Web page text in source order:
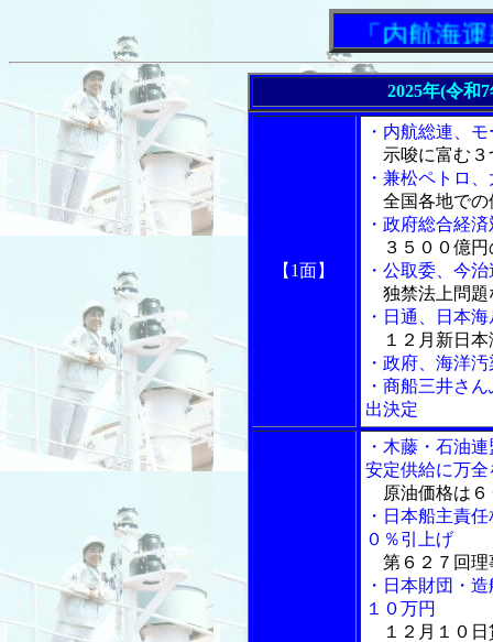
「内航海運
2025年(令和
【1面】
・内航総連、
示唆に富む３
・兼松ペトロ
全国各地での
・政府総合経
３５００億円
・公取委、今
独禁法上問題
・日通、日本
１２月新日本
・政府、海洋
・商船三井さ
出決定
・木藤・石油
安定供給に万全
原油価格は６
・日本船主責
０％引上げ
第６２７回理
・日本財団・
１０万円
１２月１０日